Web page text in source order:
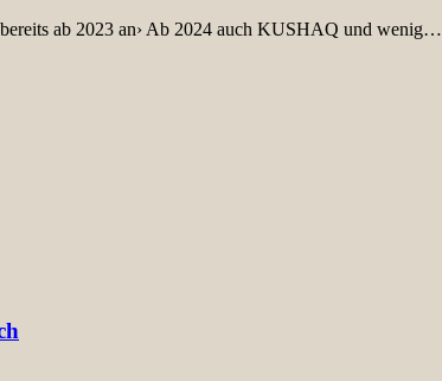
ab 2023 an› Ab 2024 auch KUSHAQ und wenig…